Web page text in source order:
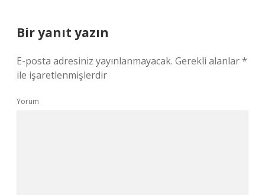
Bir yanıt yazın
E-posta adresiniz yayınlanmayacak. Gerekli alanlar*
ile işaretlenmişlerdir
Yorum